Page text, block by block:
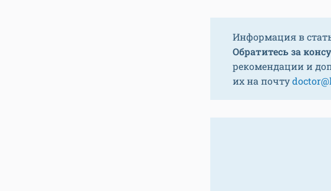
Информация в
Обратитесь за
рекомендации и
их на почту